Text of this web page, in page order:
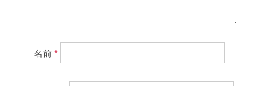
名前 *